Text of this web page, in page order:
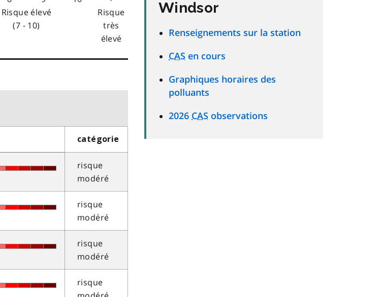
Risque élevé
(7 - 10)
Risque
très
élevé
catégorie
risque
modéré
risque
modéré
risque
modéré
risque
Windsor
Renseignements sur la station
CAS en cours
Graphiques horaires des
polluants
2026 CAS observations